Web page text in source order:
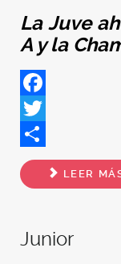
La Juve
A y la
Facebook
Twitter
Share
LEER
Junior